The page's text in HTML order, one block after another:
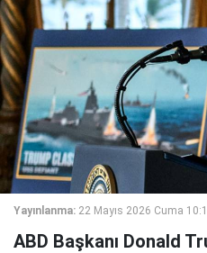
Yayınlanma: 22 Mayıs 2026 Cuma
ABD Başkanı Donald